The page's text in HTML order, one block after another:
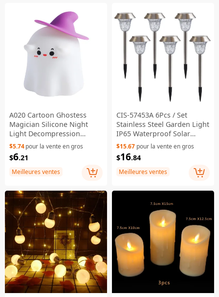
A020 Cartoon Ghostess
Magician Silicone Night
Light Decompression
Bedside Sleeping Night
Lamp
$5.74pour la vente en gros
$6.21
Meilleures ventes
CIS-57453A 6Pcs / Set
Stainless Steel Garden Light
IP65 Waterproof Solar
Powered Stake Lawn Lamp
$15.67 pour la vente en gros
$16.84
Meilleures ventes